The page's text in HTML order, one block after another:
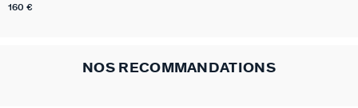
160 €
NOS RECOMMANDATIONS